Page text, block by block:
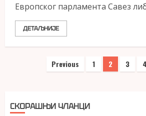
Европског парламента Савез
ДЕТАЉНИЈЕ
Пагинација
Previous 1 2 3 4
СКОРАШЊИ ЧЛАНЦИ